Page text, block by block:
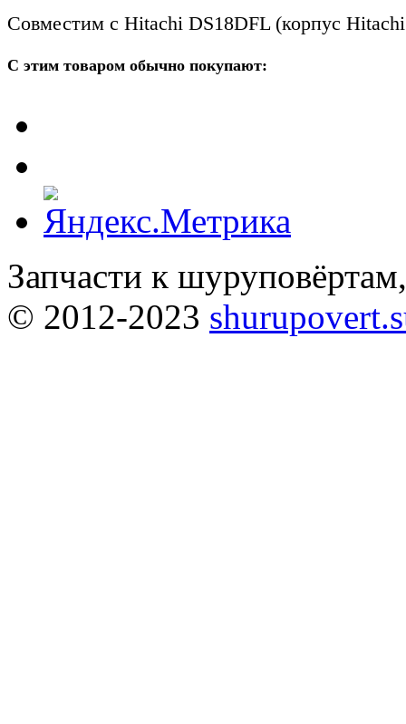
Совместим с Hitachi DS18DFL (корпус
С этим товаром обычно покупают:
Запчасти к
© 2012-2023